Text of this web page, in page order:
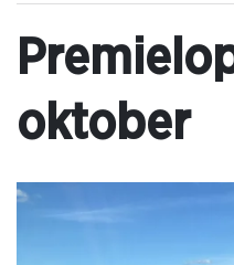
oktober